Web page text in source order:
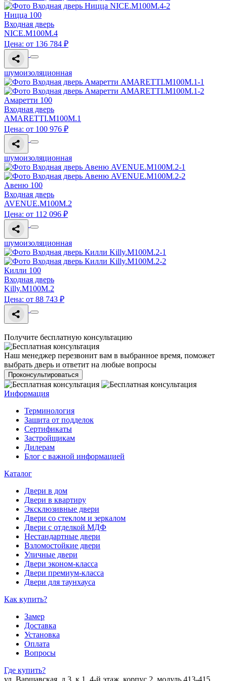
Ницца 100
Входная дверь
NICE.M100M.4
Цена: от 136 784 ₽
шумоизоляционная
Амаретти 100
Входная дверь
AMARETTI.M100M.1
Цена: от 100 976 ₽
шумоизоляционная
Авеню 100
Входная дверь
AVENUE.M100M.2
Цена: от 112 096 ₽
шумоизоляционная
Килли 100
Входная дверь
Killy.M100M.2
Цена: от 88 743 ₽
Получите бесплатную консультацию
Наш менеджер перезвонит вам в выбранное время, поможет
выбрать дверь и ответит на любые вопросы
Проконсультироваться
Информация
Терминология
Зашита от подделок
Сертификаты
Застройщикам
Дилерам
Блог с важной информацией
Каталог
Двери в дом
Двери в квартиру
Эксклюзивные двери
Двери со стеклом и зеркалом
Двери с отделкой МДФ
Нестандартные двери
Взломостойкие двери
Уличные двери
Двери эконом-класса
Двери премиум-класса
Двери для таунхауса
Как купить?
Замер
Доставка
Установка
Оплата
Вопросы
Где купить?